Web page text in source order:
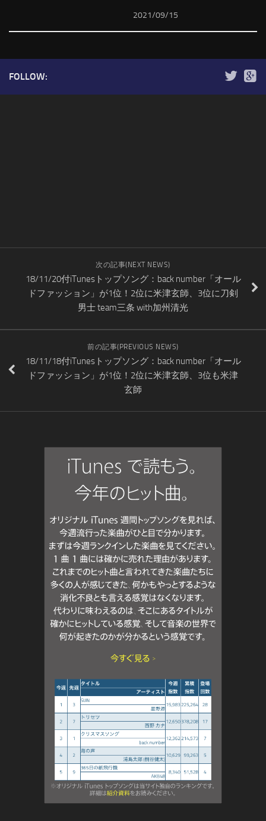
2021/09/15
FOLLOW:
次の記事(NEXT NEWS)
18/11/20付iTunesトップソング：back number「オール
ドファッション」が1位！2位に米津玄師、3位に刀剣
男士 team三条 with加州清光
前の記事(PREVIOUS NEWS)
18/11/18付iTunesトップソング：back number「オール
ドファッション」が1位！2位に米津玄師、3位も米津
玄師